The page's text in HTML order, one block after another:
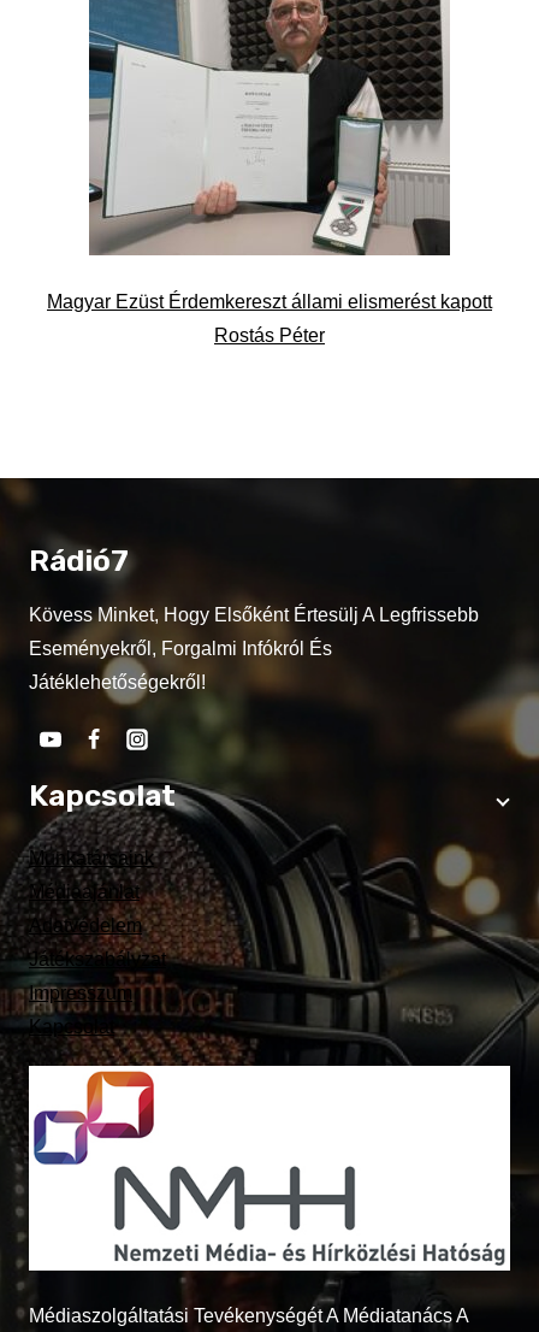
Magyar Ezüst Érdemkereszt állami elismerést kapott
Rostás Péter
Rádió7
Kövess Minket, Hogy Elsőként Értesülj A Legfrissebb
Eseményekről, Forgalmi Infókról És
Játéklehetőségekről!
Kapcsolat
Munkatársaink
Médiaajánlat
Adatvédelem
Játékszabályzat
Impresszum
Kapcsolat
Médiaszolgáltatási Tevékenységét A Médiatanács A